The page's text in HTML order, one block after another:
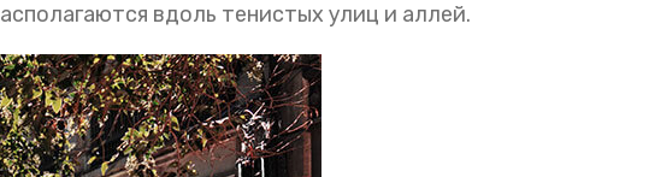
вдоль тенистых улиц и аллей.